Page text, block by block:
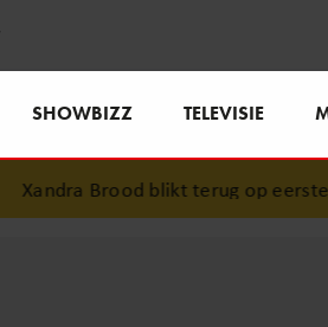
SHOWBIZZ TELEVISIE
Xandra Brood blikt terug op eerste